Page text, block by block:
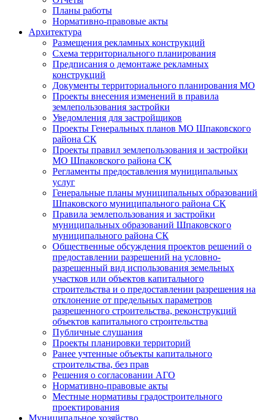
Планы работы
Нормативно-правовые акты
Архитектура
Размещения рекламных конструкций
Схема территориального планирования
Предписания о демонтаже рекламных
конструкций
Документы территориального планирования МО
Проекты внесения изменений в правила
землепользования застройки
Уведомления для застройщиков
Проекты Генеральных планов МО Шпаковского
района СК
Проекты правил землепользования и застройки
МО Шпаковского района СК
Регламенты предоставления муниципальных
услуг
Генеральные планы муниципальных образований
Шпаковского муниципального района СК
Правила землепользования и застройки
муниципальных образований Шпаковского
муниципального района СК
Общественные обсуждения проектов решений о
предоставлении разрешений на условно-
разрешенный вид использования земельных
участков или объектов капитального
строительства и о предоставлении разрешения на
отклонение от предельных параметров
разрешенного строительства, реконструкций
объектов капитального строительства
Публичные слушания
Проекты планировки территорий
Ранее учтенные объекты капитального
строительства, без прав
Решения о согласовании АГО
Нормативно-правовые акты
Местные нормативы градостроительного
проектирования